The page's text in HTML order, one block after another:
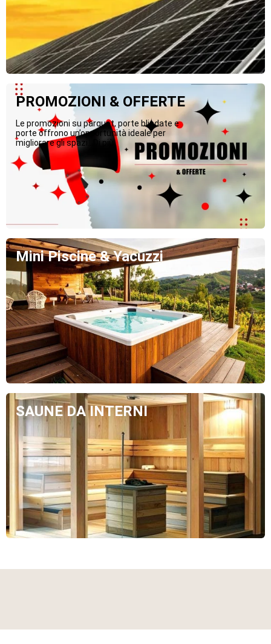
PROMOZIONI & OFFERTE
Le promozioni su parquet, porte blindate e
porte offrono un’opportunità ideale per
migliorare gli spazi...Di più
Mini Piscine & Yacuzzi
SAUNE DA INTERNI